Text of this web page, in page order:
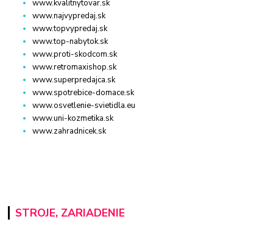
www.kvalitnytovar.sk
www.najvypredaj.sk
www.topvypredaj.sk
www.top-nabytok.sk
www.proti-skodcom.sk
www.retromaxishop.sk
www.superpredajca.sk
www.spotrebice-domace.sk
www.osvetlenie-svietidla.eu
www.uni-kozmetika.sk
www.zahradnicek.sk
STROJE, ZARIADENIE